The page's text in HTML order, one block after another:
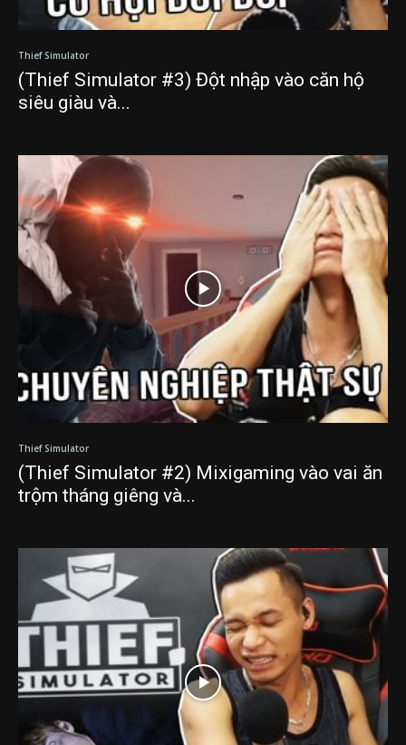
Thief Simulator
(Thief Simulator #3) Đột nhập vào căn hộ
siêu giàu và...
Thief Simulator
(Thief Simulator #2) Mixigaming vào vai ăn
trộm tháng giêng và...